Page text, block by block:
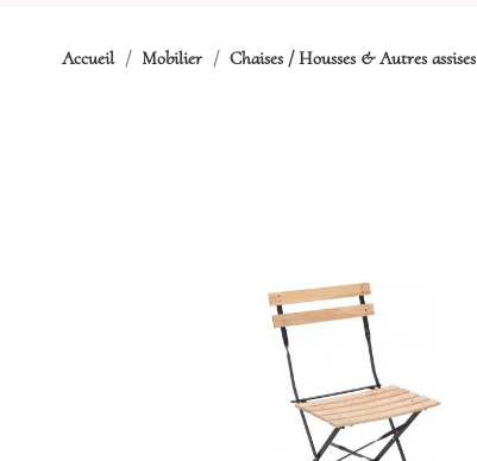
Accueil Mobilier Chaises / Housses & Autres assises